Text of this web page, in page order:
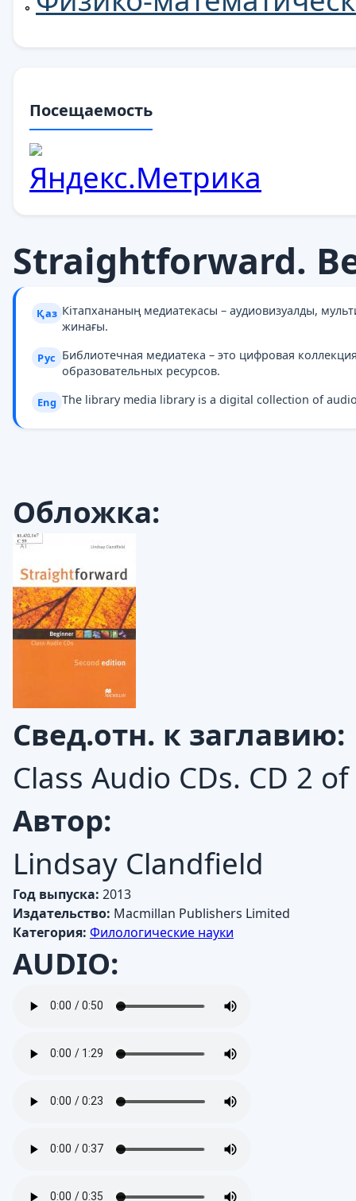
Straightforward.
Қаз Кітапхананың медиатекасы – аудиовизуалды,
жинағы.
Рус Библиотечная медиатека – это цифровая
образовательных ресурсов.
Eng The library media library is a digital collection of
Обложка:
Свед.отн. к заглавию:
Class Audio CDs. CD 2
Автор:
Lindsay Clandfield
Год выпуска: 2013
Издательство: Macmillan Publishers Limited
Категория: Филологические науки
AUDIO:
Посещаемость